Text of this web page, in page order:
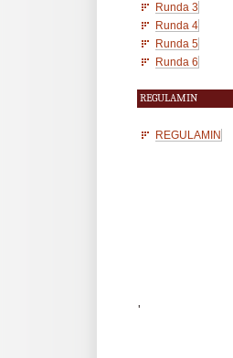
Runda 3
Runda 4
Runda 5
Runda 6
REGULAMIN
REGULAMIN
'